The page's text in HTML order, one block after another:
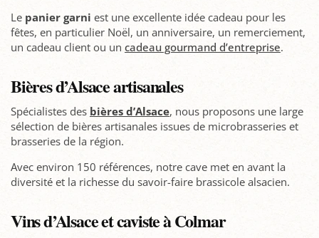
Le panier garni est une excellente idée cadeau pour les
fêtes, en particulier Noël, un anniversaire, un remerciement,
un cadeau client ou un cadeau gourmand d’entreprise.
Bières d’Alsace artisanales
Spécialistes des bières d’Alsace, nous proposons une large
sélection de bières artisanales issues de microbrasseries et
brasseries de la région.
Avec environ 150 références, notre cave met en avant la
diversité et la richesse du savoir-faire brassicole alsacien.
Vins d’Alsace et caviste à Colmar